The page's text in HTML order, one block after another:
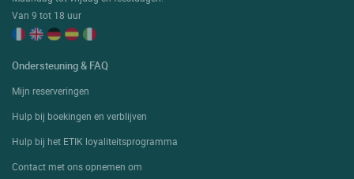
Van 9 tot 18 uur
Ondersteuning & FAQ
Mijn reserveringen
Hulp bij boekingen en verblijven
Hulp bij het ETIK loyaliteitsprogramma
Contact met ons opnemen om